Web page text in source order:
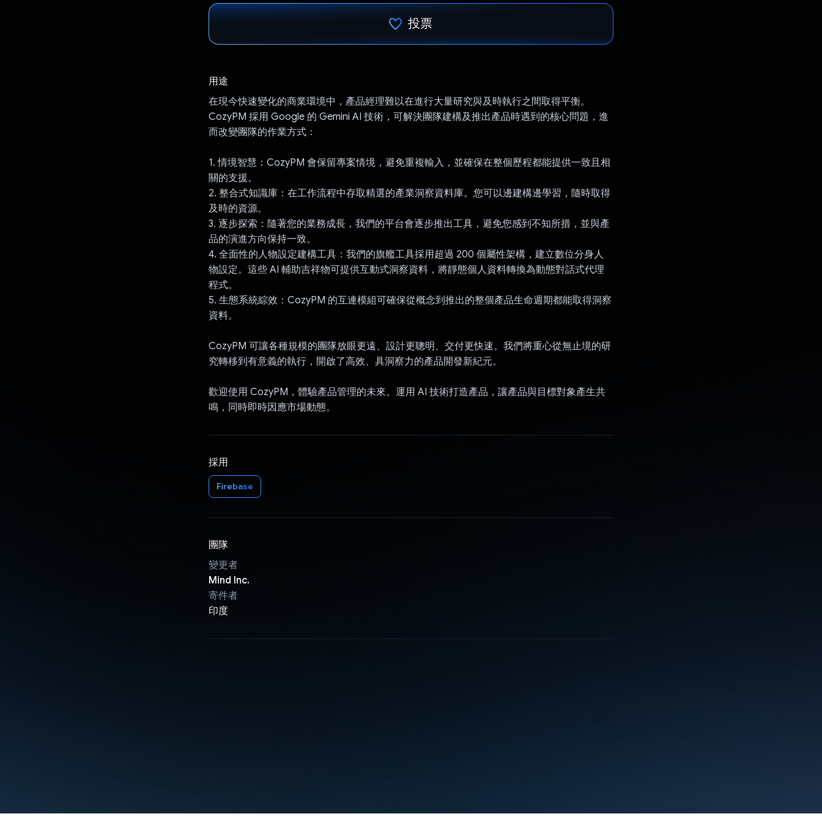
投票
用途
在現今快速變化的商業環境中，產品經理難以在進行大量研究與及時執行之間取得平衡。
CozyPM 採用 Google 的 Gemini AI 技術，可解決團隊建構及推出產品時遇到的核心問題，進
而改變團隊的作業方式：
1. 情境智慧：CozyPM 會保留專案情境，避免重複輸入，並確保在整個歷程都能提供一致且相
關的支援。
2. 整合式知識庫：在工作流程中存取精選的產業洞察資料庫。您可以邊建構邊學習，隨時取得
及時的資源。
3. 逐步探索：隨著您的業務成長，我們的平台會逐步推出工具，避免您感到不知所措，並與產
品的演進方向保持一致。
4. 全面性的人物設定建構工具：我們的旗艦工具採用超過 200 個屬性架構，建立數位分身人
物設定。這些 AI 輔助吉祥物可提供互動式洞察資料，將靜態個人資料轉換為動態對話式代理
程式。
5. 生態系統綜效：CozyPM 的互連模組可確保從概念到推出的整個產品生命週期都能取得洞察
資料。
CozyPM 可讓各種規模的團隊放眼更遠、設計更聰明、交付更快速。我們將重心從無止境的研
究轉移到有意義的執行，開啟了高效、具洞察力的產品開發新紀元。
歡迎使用 CozyPM，體驗產品管理的未來。運用 AI 技術打造產品，讓產品與目標對象產生共
鳴，同時即時因應市場動態。
採用
Firebase
團隊
變更者
Mind Inc.
寄件者
印度